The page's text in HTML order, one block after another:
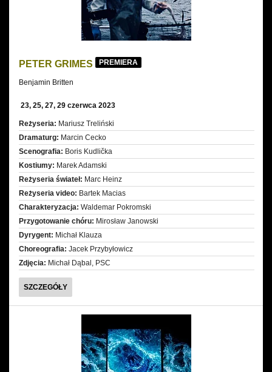
PETER GRIMES PREMIERA
Benjamin Britten
23, 25, 27, 29 czerwca 2023
Reżyseria: Mariusz Treliński
Dramaturg: Marcin Cecko
Scenografia: Boris Kudlička
Kostiumy: Marek Adamski
Reżyseria świateł: Marc Heinz
Reżyseria video: Bartek Macias
Charakteryzacja: Waldemar Pokromski
Przygotowanie chóru: Mirosław Janowski
Dyrygent: Michał Klauza
Choreografia: Jacek Przybyłowicz
Zdjęcia: Michał Dąbal, PSC
SZCZEGÓŁYPETER
GRIMES